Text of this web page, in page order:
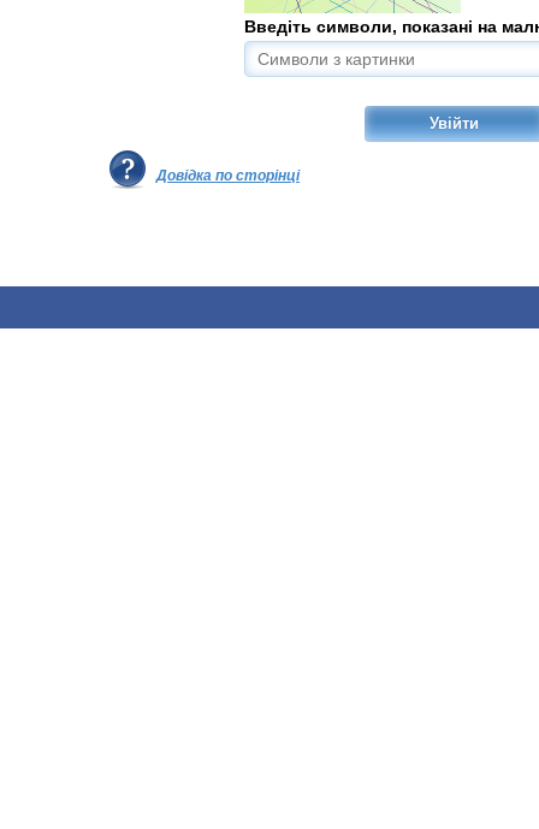
Введіть символи, показані на
Довідка по сторінці